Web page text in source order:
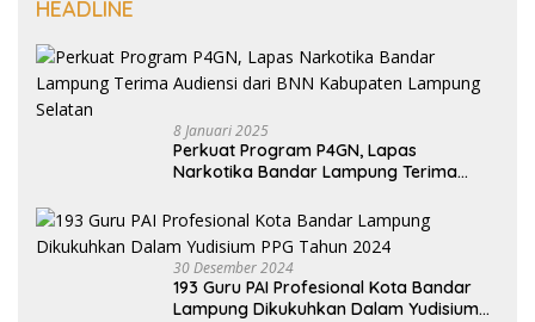
HEADLINE
8 Januari 2025
Perkuat Program P4GN, Lapas
Narkotika Bandar Lampung Terima
Selatan
30 Desember 2024
193 Guru PAI Profesional Kota Bandar
Lampung Dikukuhkan Dalam Yudisium